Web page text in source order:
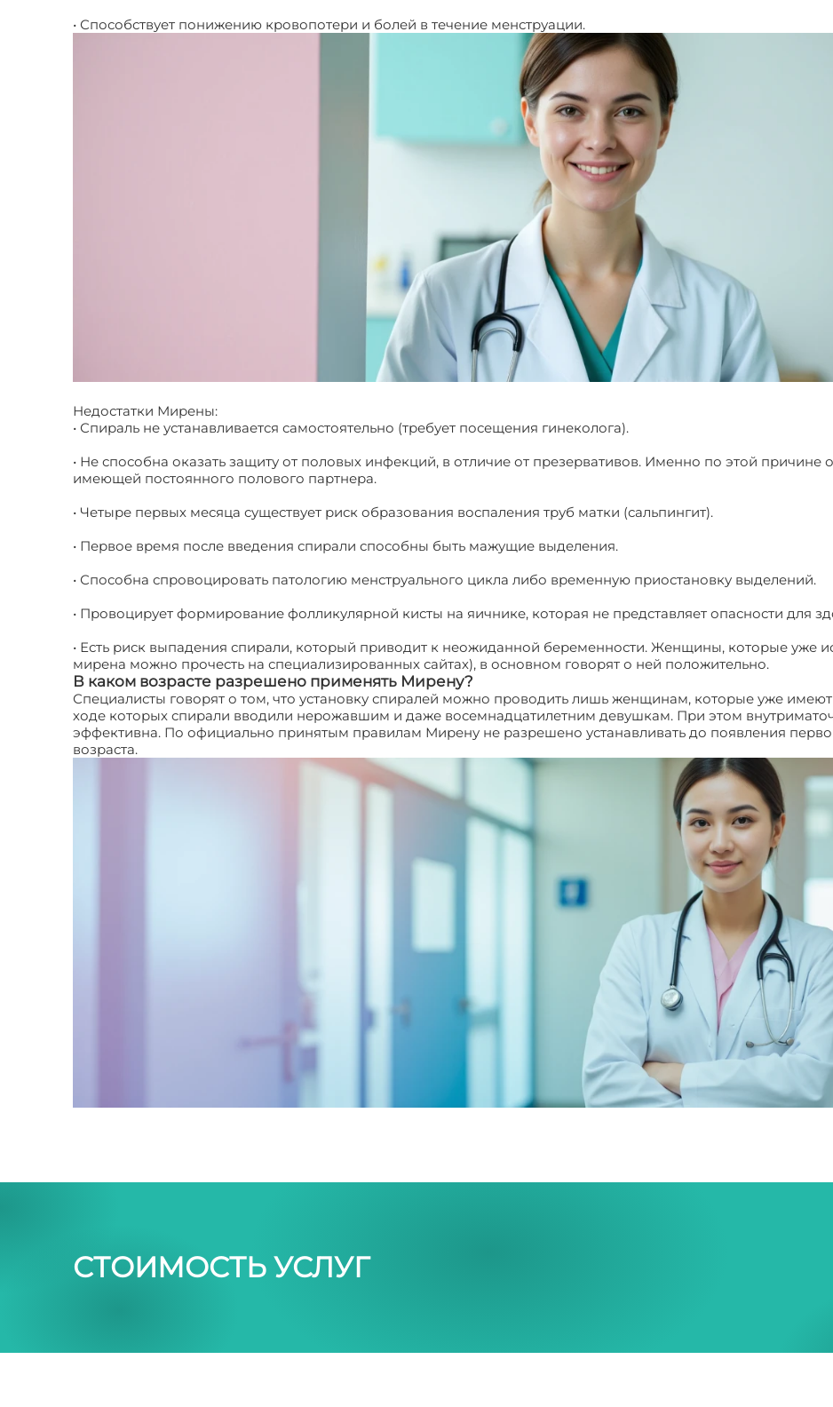
• Способствует понижению кровопотери и болей в течение менструации.
Недостатки Мирены:
• Спираль не устанавливается самостоятельно (требует посещения гинеколога).
• Не способна оказать защиту от половых инфекций, в отличие от презервативов. Именно по этой
имеющей постоянного полового партнера.
• Четыре первых месяца существует риск образования воспаления труб матки (сальпингит).
• Первое время после введения спирали способны быть мажущие выделения.
• Способна спровоцировать патологию менструального цикла либо временную приостановку выделений.
• Провоцирует формирование фолликулярной кисты на яичнике, которая не представляет опасности для
• Есть риск выпадения спирали, который приводит к неожиданной беременности. Женщины, которые уже
мирена можно прочесть на специализированных сайтах), в основном говорят о ней положительно.
В каком возрасте разрешено применять Мирену?
Специалисты говорят о том, что установку спиралей можно проводить лишь женщинам, которые уже
ходе которых спирали вводили нерожавшим и даже восемнадцатилетним девушкам. При этом
эффективна. По официально принятым правилам Мирену не разрешено устанавливать до появления
возраста.
СТОИМОСТЬ УСЛУГ